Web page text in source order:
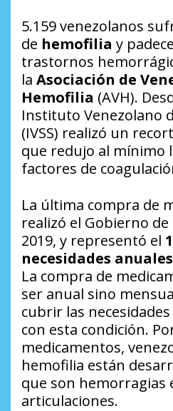
5.159 venezolanos
de hemofilia y
trastornos
la Asociación de
Hemofilia (AVH).
Instituto Venezolano
(IVSS) realizó un
que redujo al mínimo
factores de
La última compra de
realizó el Gobierno
2019, y representó el
necesidades anuales
La compra de
ser anual sino
cubrir las
con esta condición.
medicamentos,
hemofilia están
que son hemorragias
articulaciones.